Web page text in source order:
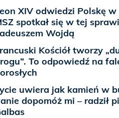
XIV odwiedzi Polskę
spotkał się w tej
Wojdą
Kościół tworzy
To odpowiedź na
uwiera jak kamień w
dopomóż mi – radził